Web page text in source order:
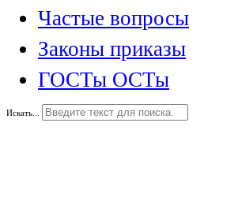
Частые вопросы
Законы приказы
ГОСТы ОСТы
Искать...